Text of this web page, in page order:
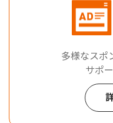
多様なスポ
サポ